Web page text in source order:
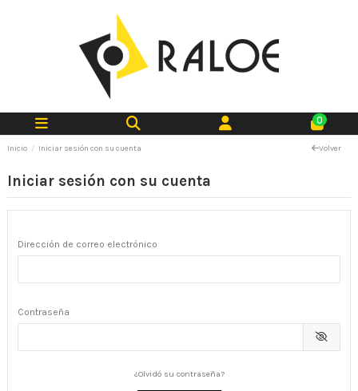
0
Inicio Iniciar sesión con su cuenta Volver
Iniciar sesión con su cuenta
Dirección de correo electrónico
Contraseña
¿Olvidó su contraseña?